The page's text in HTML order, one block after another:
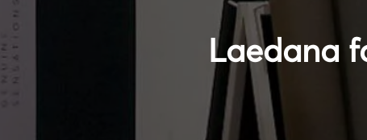
Laedana